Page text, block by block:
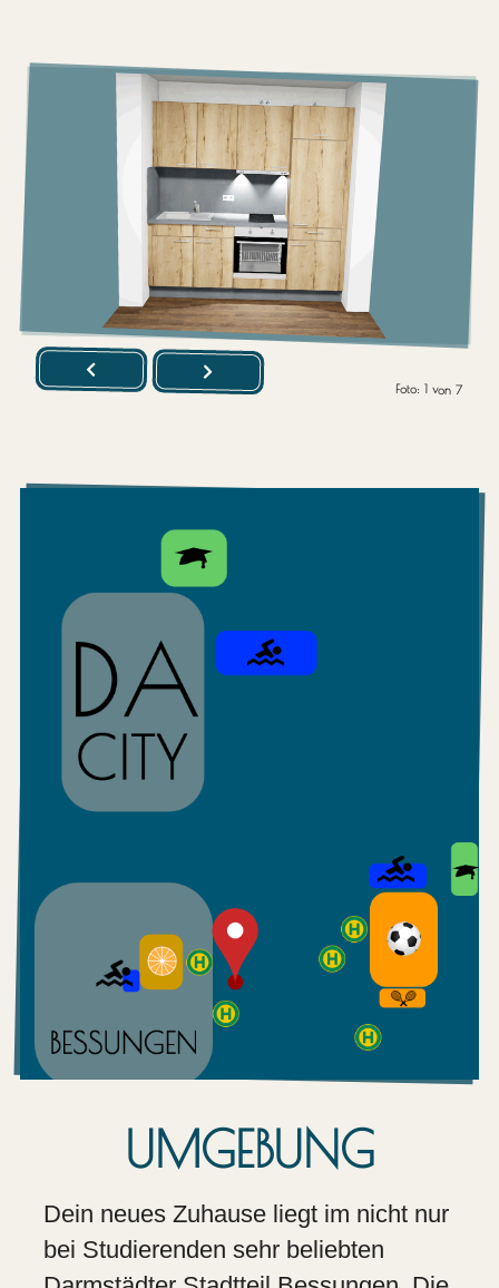
Foto:1 von7
UMGEBUNG
Dein neues Zuhause liegt im nicht nur
bei Studierenden sehr beliebten